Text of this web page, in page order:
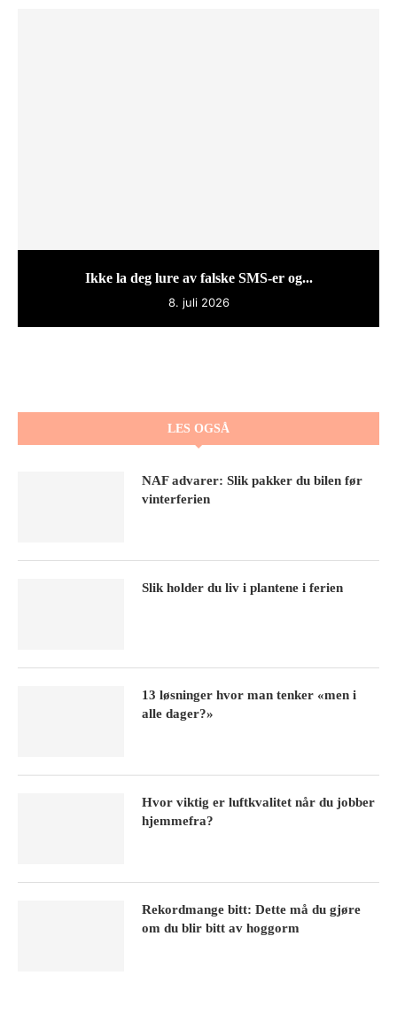
Ikke la deg lure av falske SMS-er og...
8. juli 2026
LES OGSÅ
NAF advarer: Slik pakker du bilen før
vinterferien
Slik holder du liv i plantene i ferien
13 løsninger hvor man tenker «men i
alle dager?»
Hvor viktig er luftkvalitet når du jobber
hjemmefra?
Rekordmange bitt: Dette må du gjøre
om du blir bitt av hoggorm